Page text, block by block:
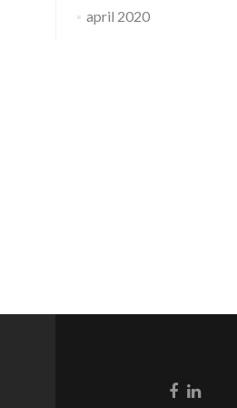
april 2020
Facebook
Linkedin